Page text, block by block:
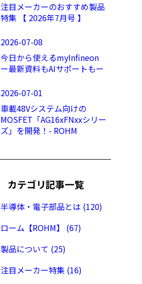
注目メーカーのおすすめ製品
特集 【 2026年7月号 】
2026-07-08
今日から使えるmyInfineon
ー最新資料もAIサポートもー
2026-07-01
車載48Vシステム向けの
MOSFET「AG16xFNxxシリー
ズ」を開発！- ROHM
カテゴリ記事一覧
半導体・電子部品とは (120)
ローム【ROHM】 (67)
製品について (25)
注目メーカー特集 (16)